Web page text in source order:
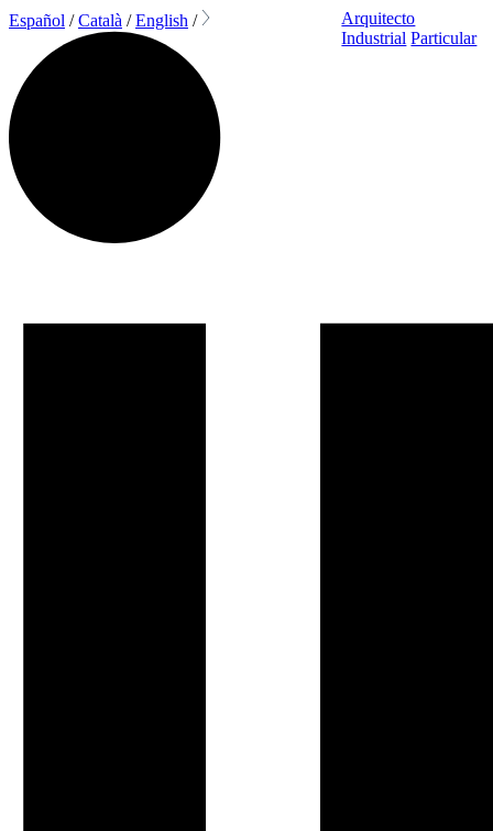
Español /Català /English /
Arquitecto
Industrial Particular